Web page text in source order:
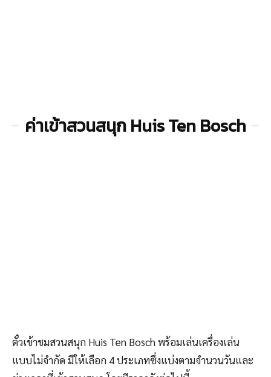
ค่าเข้าสวนสนุก Huis Ten Bosch
ตั๋วเข้าชมสวนสนุก Huis Ten Bosch พร้อมเล่นเครื่องเล่น
แบบไม่จำกัด มีให้เลือก 4 ประเภทซึ่งแบ่งตามจำนวนวันและ